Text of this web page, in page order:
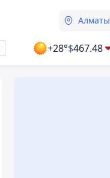
Алматы
+28°$467.48